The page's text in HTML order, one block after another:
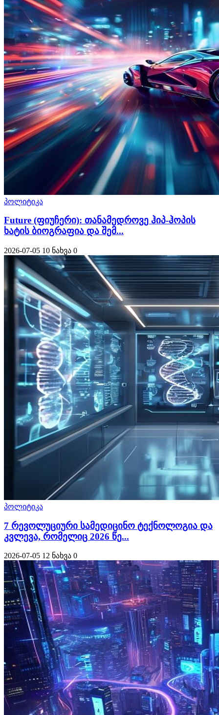
პოლიტიკა
Future (ფიუჩერი): თანამედროვე ჰიპ-ჰოპის
ხატის ბიოგრაფია და შემ...
2026-07-05 10 ნახვა 0
პოლიტიკა
7 რევოლუციური სამედიცინო ტექნოლოგია და
კვლევა, რომელიც 2026 წე...
2026-07-05 12 ნახვა 0